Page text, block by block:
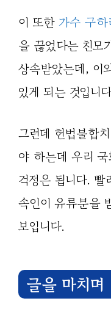
이 또한 가수 구하
을 끊었다는 친모
상속받았는데, 이
있게 되는 것입니
그런데 헌법불합
야 하는데 우리
걱정은 됩니다.
속인이 유류분을
보입니다.
글을 마치며